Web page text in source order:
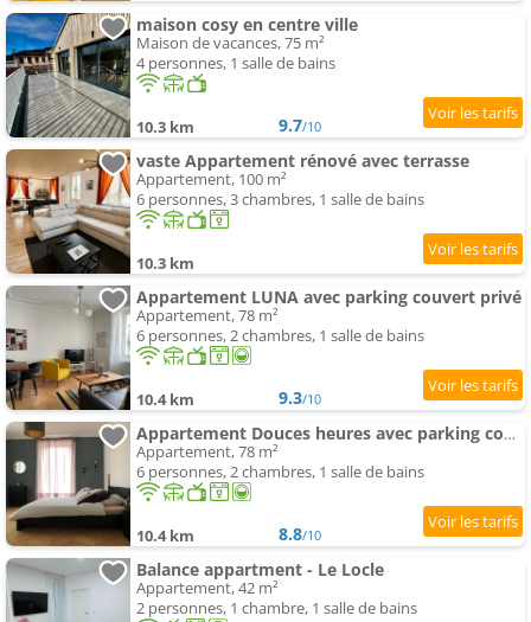
maison cosy en centre ville
Maison de vacances, 75 m²
4 personnes, 1 salle de bains
10.3 km 9.7/10
vaste Appartement rénové avec terrasse
Appartement, 100 m²
6 personnes, 3 chambres, 1 salle de bains
10.3 km
Appartement LUNA avec parking couvert privé
Appartement, 78 m²
6 personnes, 2 chambres, 1 salle de bains
10.4 km 9.3/10
Appartement Douces heures avec parking couvert privé
Appartement, 78 m²
6 personnes, 2 chambres, 1 salle de bains
10.4 km 8.8/10
Balance appartment - Le Locle
Appartement, 42 m²
2 personnes, 1 chambre, 1 salle de bains